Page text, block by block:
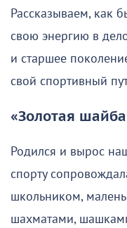
Рассказываем, как
свою энергию в
и старшее
свой спортивный
«Золотая
Родился и вырос
спорту
школьником,
шахматами,